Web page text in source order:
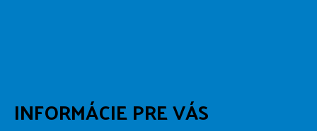
INFORMÁCIE PRE VÁS